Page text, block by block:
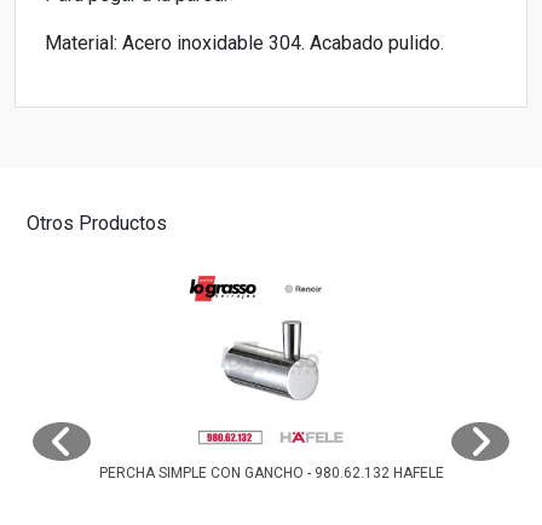
Material: Acero inoxidable 304. Acabado pulido.
Otros Productos
PERCHA SIMPLE CON GANCHO - 980.62.132 HAFELE